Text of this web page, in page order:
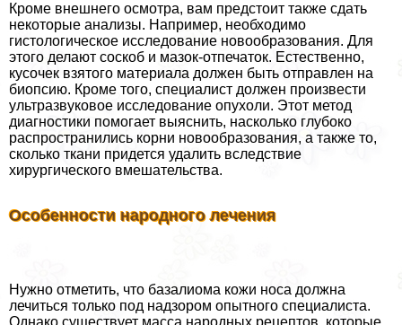
Кроме внешнего осмотра, вам предстоит также сдать
некоторые анализы. Например, необходимо
гистологическое исследование новообразования. Для
этого делают соскоб и мaзoк-отпечаток. Естественно,
кусочек взятого материала должен быть отправлен на
биопсию. Кроме того, специалист должен произвести
ультразвуковое исследование опухоли. Этот метод
диагностики помогает выяснить, насколько глубоко
распространились корни новообразования, а также то,
сколько ткани придется удалить вследствие
хирургического вмешательства.
Особенности народного лечения
Нужно отметить, что базалиома кожи носа должна
лечиться только под надзором опытного специалиста.